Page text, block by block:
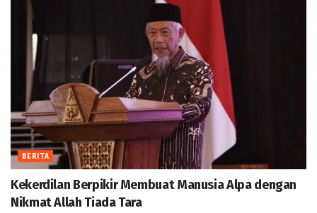
BERITA
Kekerdilan Berpikir Membuat Manusia Alpa dengan
Nikmat Allah Tiada Tara